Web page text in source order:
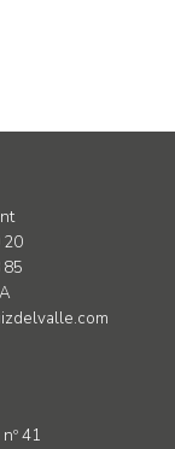
20
85
41